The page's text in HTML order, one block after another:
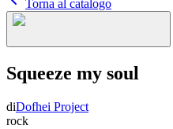
Torna al catalogo
Squeeze my soul
diDofhei Project
rock